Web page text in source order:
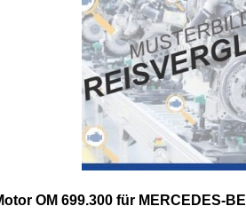
OM 699.300 für MERCEDES-